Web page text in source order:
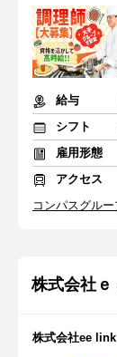
給与
シフト
雇用形態
アクセス
コンパスグル
株式会社
株式会社ee